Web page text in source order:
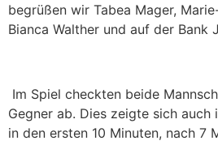
begrüßen wir Tabea Mager,
Bianca Walther und auf der Bank
Im Spiel checkten beide
Gegner ab. Dies zeigte sich auch
in den ersten 10 Minuten, nach 7